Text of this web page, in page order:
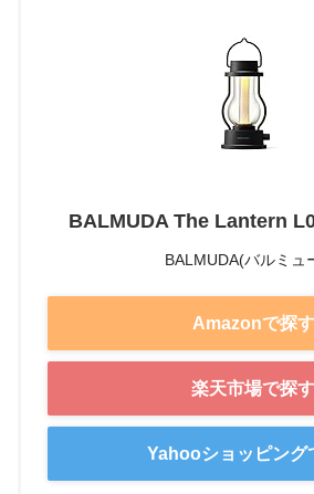
BALMUDA The Lantern
BALMUDA(バルミュ
Amazonで探す
楽天市場で探す
Yahooショッピング